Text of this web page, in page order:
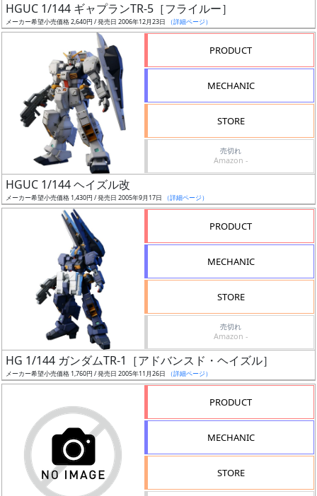
グ
レ
ル
ー
ズ・
HGUC 1/144 ギャプランTR-5［フライルー］
メーカー希望小売価格 2,640円 / 発売日 2006年12月23日 （詳細ページ）
PRODUCT
MECHANIC
STORE
売切れ
Amazon -
HGUC 1/144 ヘイズル改
メーカー希望小売価格 1,430円 / 発売日 2005年9月17日 （詳細ページ）
PRODUCT
MECHANIC
STORE
売切れ
Amazon -
HG 1/144 ガンダムTR-1［アドバンスド・ヘイズル］
メーカー希望小売価格 1,760円 / 発売日 2005年11月26日 （詳細ページ）
PRODUCT
MECHANIC
STORE